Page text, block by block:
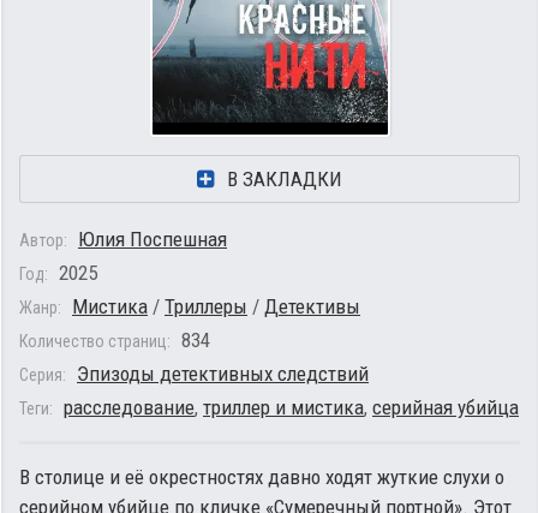
В ЗАКЛАДКИ
Автор: Юлия Поспешная
Год: 2025
Жанр: Мистика / Триллеры / Детективы
Количество страниц: 834
Серия: Эпизоды детективных следствий
Теги: расследование, триллер и мистика, серийная убийца
В столице и её окрестностях давно ходят жуткие слухи о
серийном убийце по кличке «Сумеречный портной». Этот